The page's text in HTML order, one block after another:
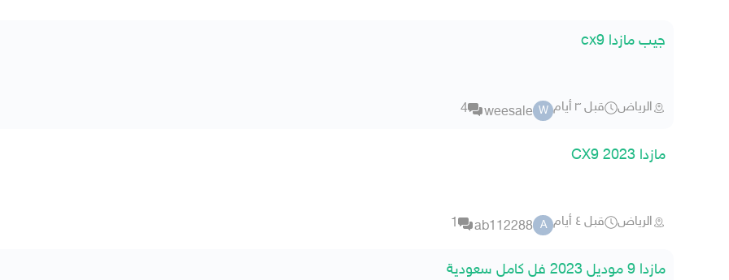
جيب مازدا cx9
الرياض قبل ٣ أيام W
weesale
4
مازدا CX9 2023
الرياض قبل ٤ أيام A
ab112288
1
مازدا 9 موديل 2023 فل كامل سعودية